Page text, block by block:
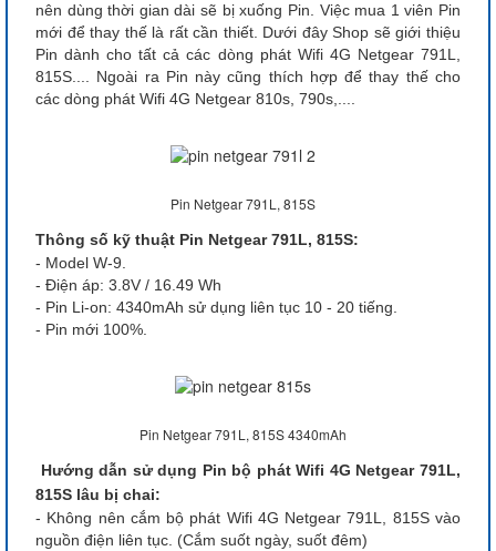
nên dùng thời gian dài sẽ bị xuống Pin. Việc mua 1 viên Pin
mới để thay thế là rất cần thiết. Dưới đây Shop sẽ giới thiệu
Pin dành cho tất cả các dòng phát Wifi 4G Netgear 791L,
815S.... Ngoài ra Pin này cũng thích hợp để thay thế cho
các dòng phát Wifi 4G Netgear 810s, 790s,....
Pin Netgear 791L, 815S
Thông số kỹ thuật Pin Netgear 791L, 815S:
- Model W-9.
- Điện áp: 3.8V / 16.49 Wh
- Pin Li-on: 4340mAh sử dụng liên tục 10 - 20 tiếng.
- Pin mới 100%.
Pin Netgear 791L, 815S 4340mAh
Hướng dẫn sử dụng Pin bộ phát Wifi 4G Netgear 791L,
815S lâu bị chai:
- Không nên cắm bộ phát Wifi 4G Netgear 791L, 815S vào
nguồn điện liên tục. (Cắm suốt ngày, suốt đêm)